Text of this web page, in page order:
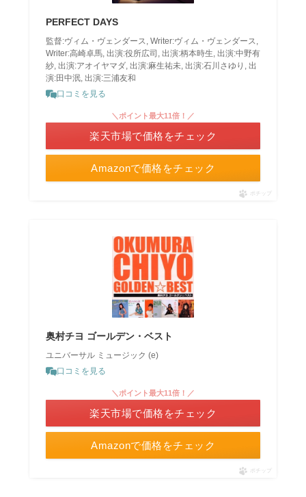
PERFECT DAYS
監督:ヴィム・ヴェンダース, Writer:ヴィム・ヴェンダース,
Writer:高崎卓馬, 出演:役所広司, 出演:柄本時生, 出演:中野有
紗, 出演:アオイヤマダ, 出演:麻生祐未, 出演:石川さゆり, 出
演:田中泯, 出演:三浦友和
口コミを見る
Amazonで価格をチェック
＼ポイント最大11倍！／
楽天市場で価格をチェック
ポチップ
奥村チヨ ゴールデン・ベスト
ユニバーサル ミュージック (e)
口コミを見る
Amazonで価格をチェック
＼ポイント最大11倍！／
楽天市場で価格をチェック
ポチップ